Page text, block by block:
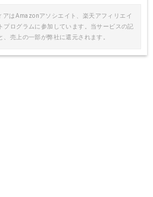
アはAmazonアソシエイト、楽天アフィリエイ
プログラムに参加しています。当サービスの記
売上の一部が弊社に還元されます。